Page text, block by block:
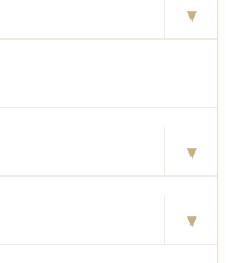
▾
▾
▾